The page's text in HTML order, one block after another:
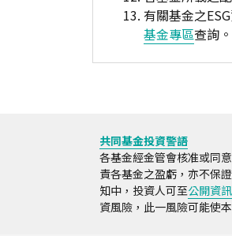
有關基金之
基金專區查詢。
共同基金投資警語
各基金經金管會核准或同
責各基金之盈虧，亦不保
知中，投資人可至公開資
資風險，此一風險可能使